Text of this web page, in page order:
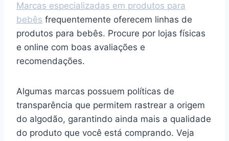
Marcas especializadas em produtos para
bebês frequentemente oferecem linhas de
produtos para bebês. Procure por lojas físicas
e online com boas avaliações e
recomendações.
Algumas marcas possuem políticas de
transparência que permitem rastrear a origem
do algodão, garantindo ainda mais a qualidade
do produto que você está comprando. Veja